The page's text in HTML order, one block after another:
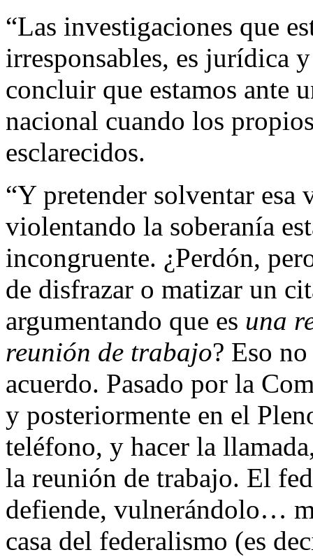
“Las investigaciones que
irresponsables, es jurídica
concluir que estamos ante
nacional cuando los
esclarecidos.
“Y pretender solventar
violentando la soberanía
incongruente. ¿Perdón,
de disfrazar o matizar un
argumentando que es una
reunión de trabajo? Eso
acuerdo. Pasado por la
y posteriormente en el
teléfono, y hacer la
la reunión de trabajo. El
defiende, vulnerándolo…
casa del federalismo (es